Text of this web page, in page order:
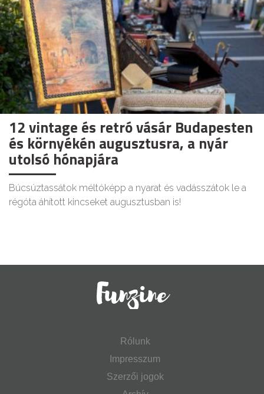
12 vintage és retró vásár Budapesten
és környékén augusztusra, a nyár
utolsó hónapjára
Búcsúztassátok méltóképp a nyarat és vadásszátok le a
régóta áhított kincseket augusztusban is!
Rólunk
Impresszum
Szerzői jogok